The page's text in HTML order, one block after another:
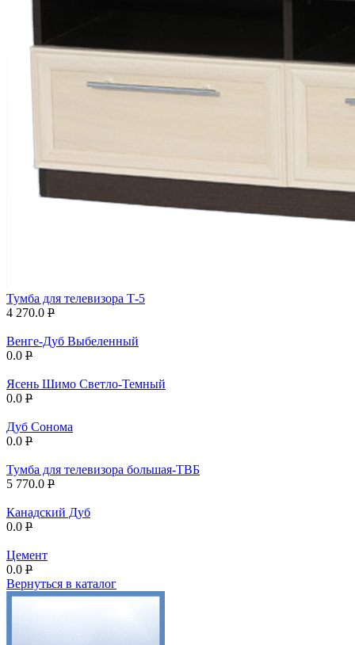
Тумба для телевизора Т-5
4 270.0 P
Венге-Дуб Выбеленный
0.0 P
Ясень Шимо Светло-Темный
0.0 P
Дуб Сонома
0.0 P
Тумба для телевизора большая-ТВБ
5 770.0 P
Канадский Дуб
0.0 P
Цемент
0.0 P
Вернуться в каталог